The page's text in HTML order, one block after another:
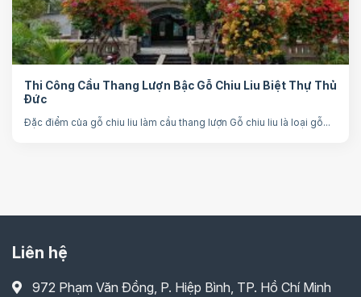
Thi Công Cầu Thang Lượn Bậc Gỗ Chiu Liu Biệt Thự Thủ
Đức
Đặc điểm của gỗ chiu liu làm cầu thang lượn Gỗ chiu liu là loại gỗ...
Liên hệ
972 Phạm Văn Đồng, P. Hiệp Bình, TP. Hồ Chí Minh